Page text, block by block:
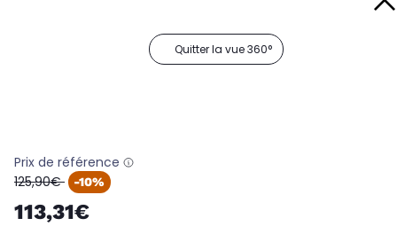
Quitter la vue 360°
Prix de référence
oldPrice
125,90€ -10%
113,31€